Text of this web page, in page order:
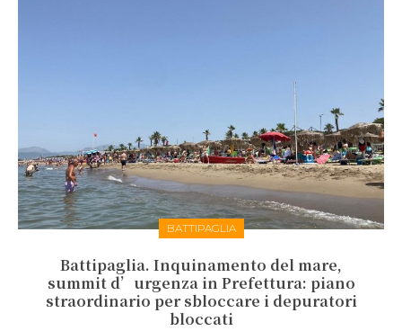
BATTIPAGLIA
Battipaglia. Inquinamento del mare,
summit d’urgenza in Prefettura: piano
straordinario per sbloccare i depuratori
bloccati